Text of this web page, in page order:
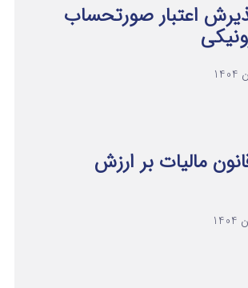
اعتبار صورتحساب
مالیات بر ارزش